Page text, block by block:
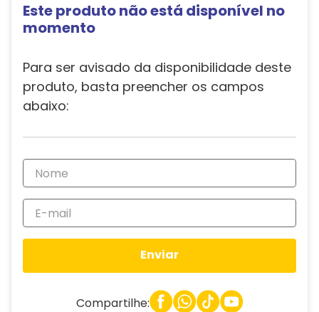
Este produto não está disponível no
momento
Para ser avisado da disponibilidade deste
produto, basta preencher os campos
abaixo:
Enviar
Compartilhe: